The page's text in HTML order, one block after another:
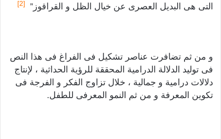
التى هى البديل العصرى عن خيال الظل و القراقوز” [2]
و من ثم تضافرت عناصر تشكيل فى الفراغ فى هذا النص
فى توليد الدلالة الدرامية المحققة للرؤية الحداثية ، لإنتاج
دلالات درامية و جمالية ، خلال تزاوج الفكر و الفرجة فى
تكوين المعرفة و من ثم النمو المعرفى للطفل.